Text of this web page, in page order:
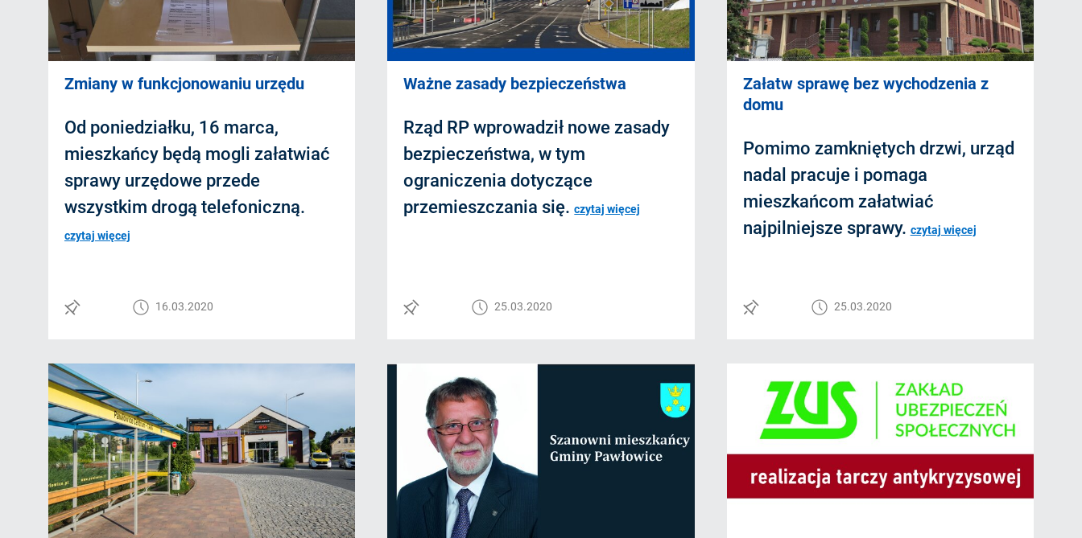
Zmiany w funkcjonowaniu urzędu
Od poniedziałku, 16 marca,
mieszkańcy będą mogli załatwiać
sprawy urzędowe przede
wszystkim drogą telefoniczną.
czytaj więcej
16.03.2020
Ważne zasady bezpieczeństwa
Rząd RP wprowadził nowe zasady
bezpieczeństwa, w tym
ograniczenia dotyczące
przemieszczania się.czytaj więcej
25.03.2020
Załatw sprawę bez wychodzenia z
domu
Pomimo zamkniętych drzwi, urząd
nadal pracuje i pomaga
mieszkańcom załatwiać
najpilniejsze sprawy. czytaj więcej
25.03.2020